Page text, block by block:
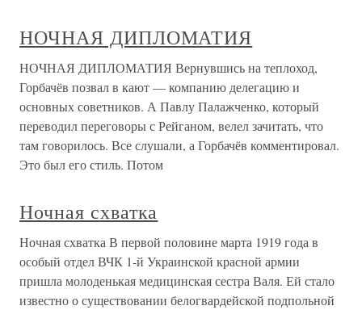
НОЧНАЯ ДИПЛОМАТИЯ
НОЧНАЯ ДИПЛОМАТИЯ Вернувшись на теплоход,
Горбачёв позвал в кают — компанию делегацию и
основных советников. А Павлу Палажченко, который
переводил переговоры с Рейганом, велел зачитать, что
там говорилось. Все слушали, а Горбачёв комментировал.
Это был его стиль. Потом
Ночная схватка
Ночная схватка В первой половине марта 1919 года в
особый отдел ВЧК 1-й Украинской красной армии
пришла молоденькая медицинская сестра Валя. Ей стало
известно о существовании белогвардейской подпольной